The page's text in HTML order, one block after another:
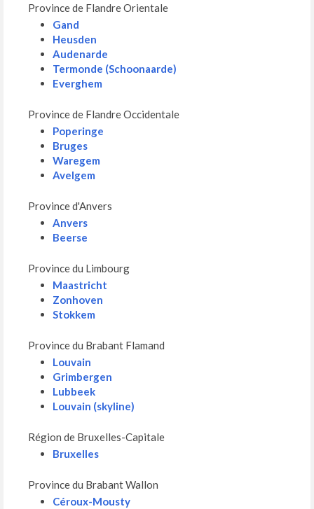
Province de Flandre Orientale
Gand
Heusden
Audenarde
Termonde (Schoonaarde)
Everghem
Province de Flandre Occidentale
Poperinge
Bruges
Waregem
Avelgem
Province d'Anvers
Anvers
Beerse
Province du Limbourg
Maastricht
Zonhoven
Stokkem
Province du Brabant Flamand
Louvain
Grimbergen
Lubbeek
Louvain (skyline)
Région de Bruxelles-Capitale
Bruxelles
Province du Brabant Wallon
Céroux-Mousty